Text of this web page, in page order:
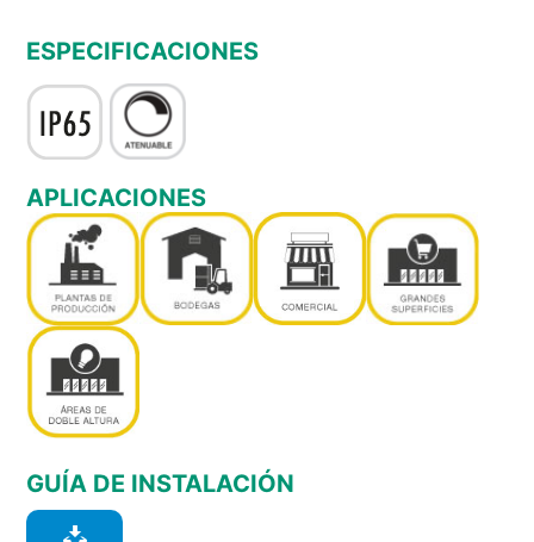
ESPECIFICACIONES
APLICACIONES
GUÍA DE INSTALACIÓN